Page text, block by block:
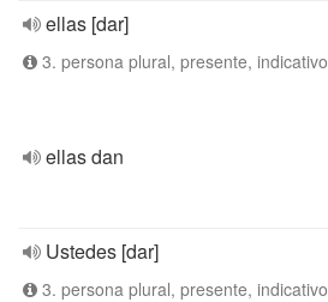
ellas [dar]
3. persona plural, presente, indicativo
ellas dan
Ustedes [dar]
3. persona plural, presente, indicativo